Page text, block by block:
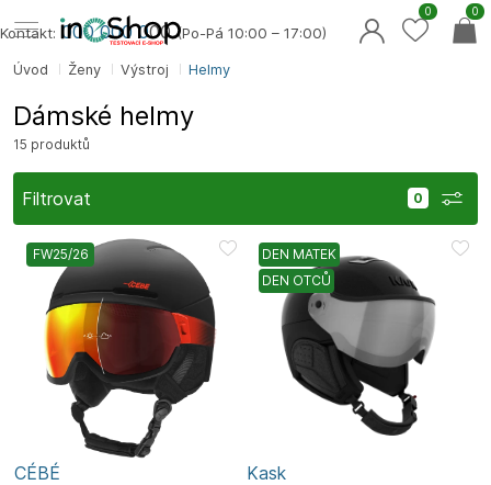
Úvod Ženy Výstroj Helmy
Dámské helmy
15 produktů
Filtrovat
FW25/26
CÉBÉ
DEN MATEK
DEN OTCŮ
Kask
Kontakt: 000 000 000(Po-Pá 10:00 – 17:00)
0
0